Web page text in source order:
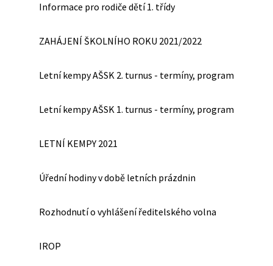
Informace pro rodiče dětí 1. třídy
ZAHÁJENÍ ŠKOLNÍHO ROKU 2021/2022
Letní kempy AŠSK 2. turnus - termíny, program
Letní kempy AŠSK 1. turnus - termíny, program
LETNÍ KEMPY 2021
Úřední hodiny v době letních prázdnin
Rozhodnutí o vyhlášení ředitelského volna
IROP